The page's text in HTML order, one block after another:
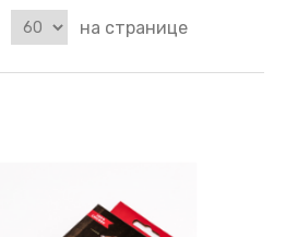
на странице